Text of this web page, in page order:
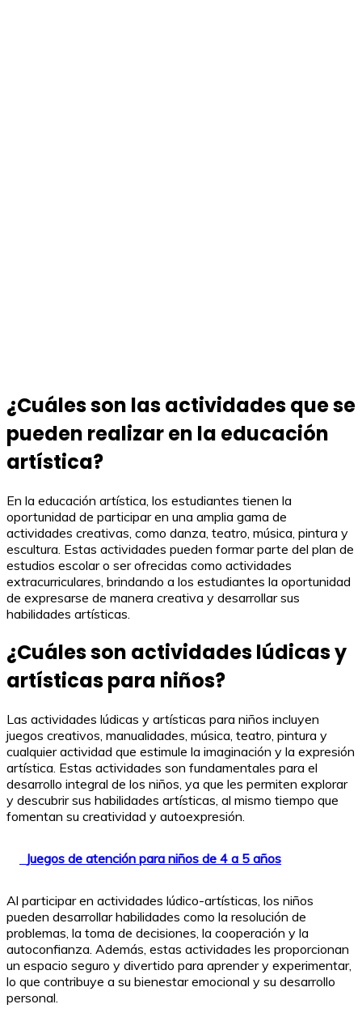
¿Cuáles son las actividades que se
pueden realizar en la educación
artística?
En la educación artística, los estudiantes tienen la
oportunidad de participar en una amplia gama de
actividades creativas, como danza, teatro, música, pintura y
escultura. Estas actividades pueden formar parte del plan de
estudios escolar o ser ofrecidas como actividades
extracurriculares, brindando a los estudiantes la oportunidad
de expresarse de manera creativa y desarrollar sus
habilidades artísticas.
¿Cuáles son actividades lúdicas y
artísticas para niños?
Las actividades lúdicas y artísticas para niños incluyen
juegos creativos, manualidades, música, teatro, pintura y
cualquier actividad que estimule la imaginación y la expresión
artística. Estas actividades son fundamentales para el
desarrollo integral de los niños, ya que les permiten explorar
y descubrir sus habilidades artísticas, al mismo tiempo que
fomentan su creatividad y autoexpresión.
Juegos de atención para niños de 4 a 5 años
Al participar en actividades lúdico-artísticas, los niños
pueden desarrollar habilidades como la resolución de
problemas, la toma de decisiones, la cooperación y la
autoconfianza. Además, estas actividades les proporcionan
un espacio seguro y divertido para aprender y experimentar,
lo que contribuye a su bienestar emocional y su desarrollo
personal.